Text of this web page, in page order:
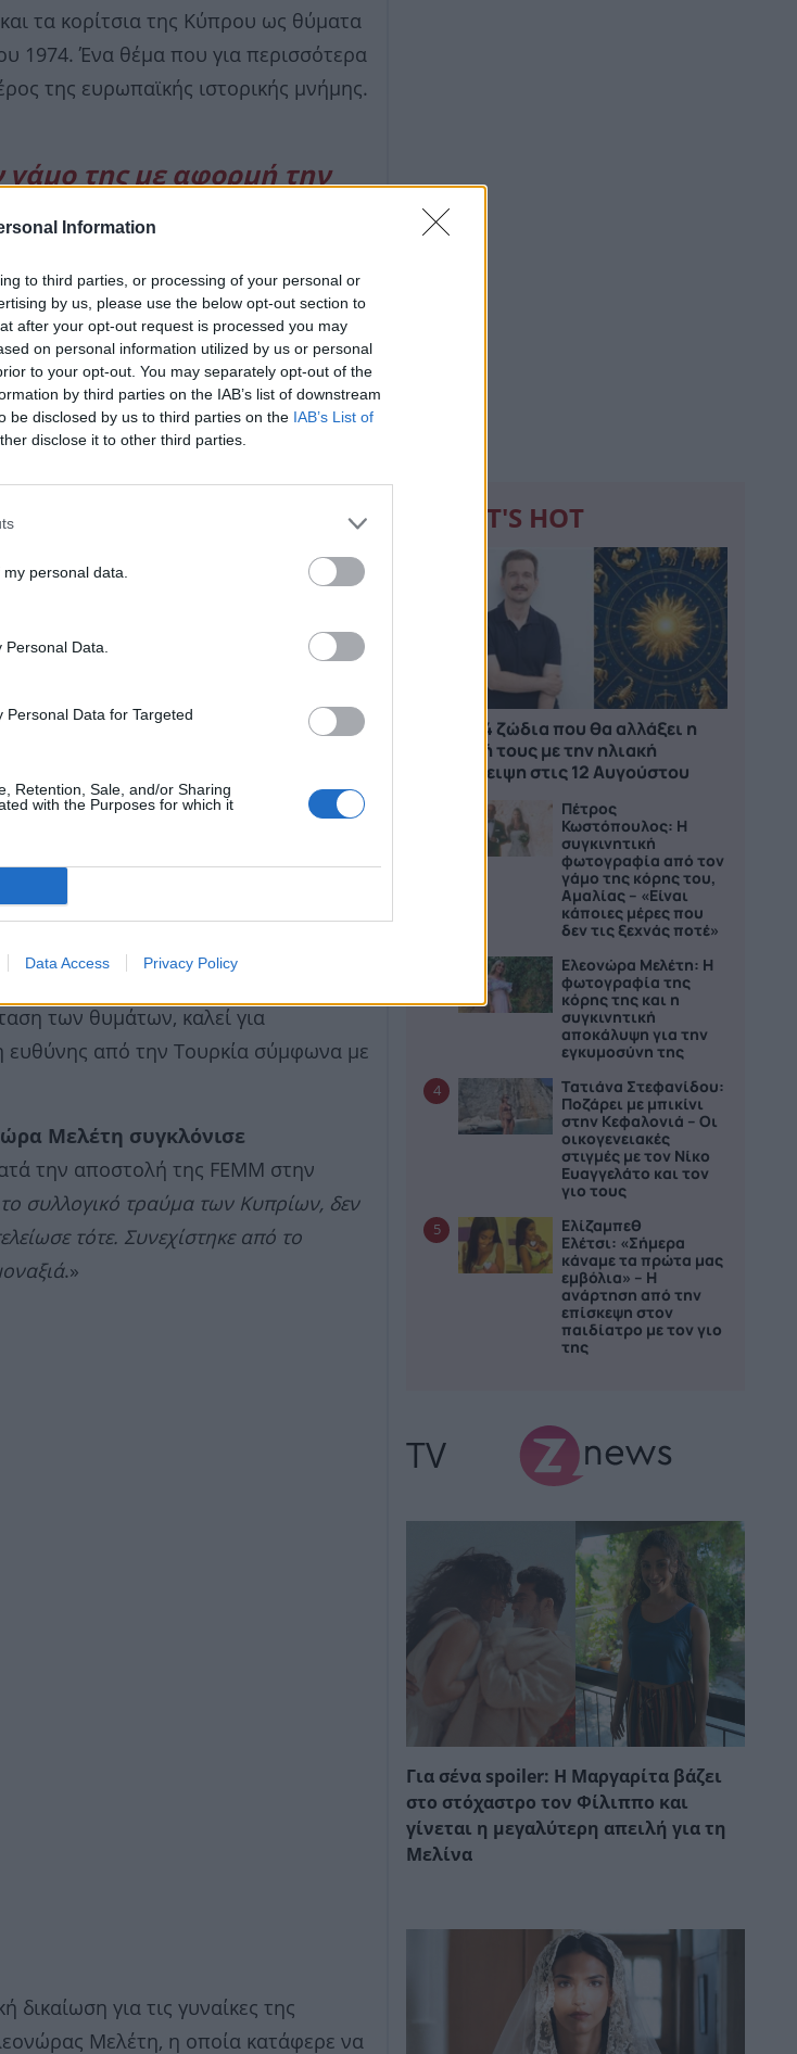
Information
to third parties, or processing of your personal or
by us, please use the below opt-out section to
after your opt-out request is processed you may
on personal information utilized by us or personal
to your opt-out. You may separately opt-out of the
by third parties on the IAB’s list of downstream
be disclosed by us to third parties on the IAB’s List of
disclose it to other third parties.
personal data.
Data.
Data for Targeted
Retention, Sale, and/or Sharing
with the Purposes for which it
Data Access Privacy Policy
τα κορίτσια της Κύπρου ως θύματα
1974. Ένα θέμα που για περισσότερα
της ευρωπαϊκής ιστορικής μνήμης.
της με αφορμή την
κατοχή, αναγνωρίζει τη σεξουαλική
των θυμάτων, καλεί για
ευθύνης από την Τουρκία σύμφωνα με
Μελέτη συγκλόνισε
την αποστολή της FEMM στην
συλλογικό τραύμα των Κυπρίων, δεν
τότε. Συνεχίστηκε από το
.»
για τις γυναίκες της
Μελέτη, η οποία κατάφερε να
WHAT'S HOT
Τα 4 ζώδια που θα αλλάξει η
ζωή τους με την ηλιακή
έκλειψη στις 12 Αυγούστου
Πέτρος
Κωστόπουλος: Η
συγκινητική
φωτογραφία από τον
γάμο της κόρης του,
Αμαλίας – «Είναι
κάποιες μέρες που
δεν τις ξεχνάς ποτέ»
Ελεονώρα Μελέτη: Η
φωτογραφία της
κόρης της και η
συγκινητική
αποκάλυψη για την
εγκυμοσύνη της
4
Τατιάνα Στεφανίδου:
Ποζάρει με μπικίνι
στην Κεφαλονιά – Οι
οικογενειακές
στιγμές με τον Νίκο
Ευαγγελάτο και τον
γιο τους
5
Ελίζαμπεθ
Ελέτσι: «Σήμερα
κάναμε τα πρώτα μας
εμβόλια» – Η
ανάρτηση από την
επίσκεψη στον
παιδίατρο με τον γιο
της
TV
Για σένα spoiler: Η Μαργαρίτα βάζει
στο στόχαστρο τον Φίλιππο και
γίνεται η μεγαλύτερη απειλή για τη
Μελίνα